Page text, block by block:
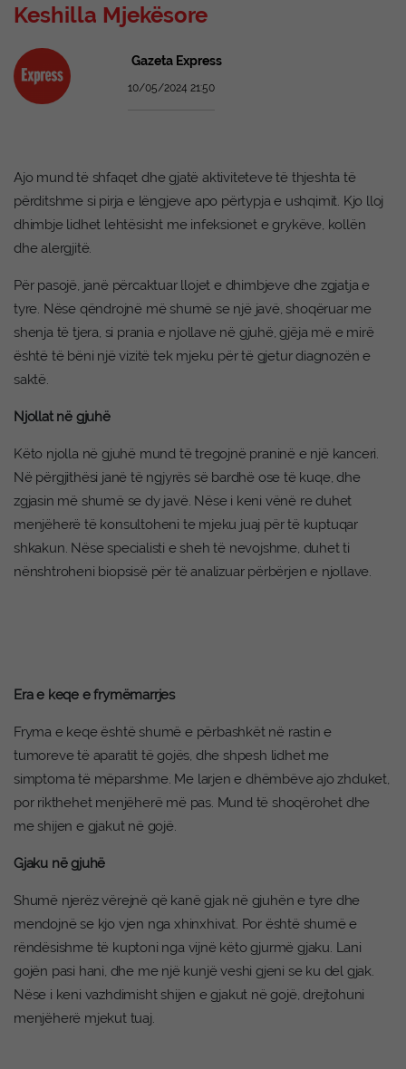
Keshilla Mjekësore
Gazeta Express
10/05/2024 21:50
Ajo mund të shfaqet dhe gjatë aktiviteteve të thjeshta të
përditshme si pirja e lëngjeve apo përtypja e ushqimit. Kjo lloj
dhimbje lidhet lehtësisht me infeksionet e grykëve, kollën
dhe alergjitë.
Për pasojë, janë përcaktuar llojet e dhimbjeve dhe zgjatja e
tyre. Nëse qëndrojnë më shumë se një javë, shoqëruar me
shenja të tjera, si prania e njollave në gjuhë, gjëja më e mirë
është të bëni një vizitë tek mjeku për të gjetur diagnozën e
saktë.
Njollat në gjuhë
Këto njolla në gjuhë mund të tregojnë praninë e një kanceri.
Në përgjithësi janë të ngjyrës së bardhë ose të kuqe, dhe
zgjasin më shumë se dy javë. Nëse i keni vënë re duhet
menjëherë të konsultoheni te mjeku juaj për të kuptuqar
shkakun. Nëse specialisti e sheh të nevojshme, duhet ti
nënshtroheni biopsisë për të analizuar përbërjen e njollave.
Era e keqe e frymëmarrjes
Fryma e keqe është shumë e përbashkët në rastin e
tumoreve të aparatit të gojës, dhe shpesh lidhet me
simptoma të mëparshme. Me larjen e dhëmbëve ajo zhduket,
por rikthehet menjëherë më pas. Mund të shoqërohet dhe
me shijen e gjakut në gojë.
Gjaku në gjuhë
Shumë njerëz vërejnë që kanë gjak në gjuhën e tyre dhe
mendojnë se kjo vjen nga xhinxhivat. Por është shumë e
rëndësishme të kuptoni nga vijnë këto gjurmë gjaku. Lani
gojën pasi hani, dhe me një kunjë veshi gjeni se ku del gjak.
Nëse i keni vazhdimisht shijen e gjakut në gojë, drejtohuni
menjëherë mjekut tuaj.